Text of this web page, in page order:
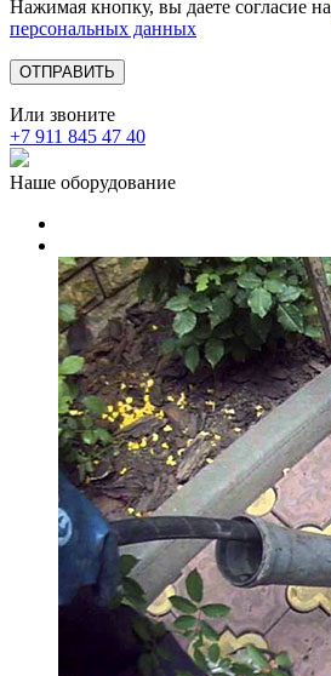
Нажимая кнопку, вы даете согласие на
персональных данных
Или звоните
+7 911 845 47 40
Наше оборудование